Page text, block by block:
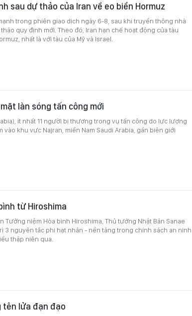
sau dự thảo của Iran về eo biển Hormuz
trong phiên giao dịch ngày 6-8, sau khi truyền thông nhà
quy định mới. Theo đó, Iran hạn chế hoạt động của tàu
nhất là với tàu của Mỹ và Israel.
làn sóng tấn công mới
ít nhất 11 người bị thương trong vụ tấn công do lực lượng
vào khu vực Najran, miền Nam Saudi Arabia, gần biên giới
từ Hiroshima
Tưởng niệm Hòa bình Hiroshima, Thủ tướng Nhật Bản Sanae
3 nguyên tắc phi hạt nhân - nền tảng trong chính sách an ninh
thập niên qua.
tên lửa đạn đạo